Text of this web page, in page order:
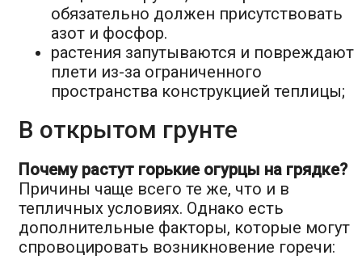
обязательно должен присутствовать
азот и фосфор.
растения запутываются и повреждают
плети из-за ограниченного
пространства конструкцией теплицы;
В открытом грунте
Почему растут горькие огурцы на грядке?
Причины чаще всего те же, что и в
тепличных условиях. Однако есть
дополнительные факторы, которые могут
спровоцировать возникновение горечи: